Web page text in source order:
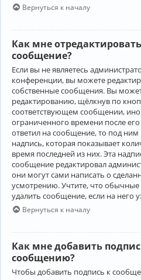
Вернуться к началу
Как мне
сообщение?
Если вы не являетесь
конференции, вы можете
собственные сообщения. Вы
редактированию, щёлкнув по
соответствующем сообщении,
ограниченного времени после
ответил на сообщение, то под
надпись, которая показывает
время последней из них. Эта
сообщение редактировал
они могут сами написать о
усмотрению. Учтите, что обычные
удалить сообщение, если на него
Вернуться к началу
Как мне добавить
сообщению?
Чтобы добавить подпись к